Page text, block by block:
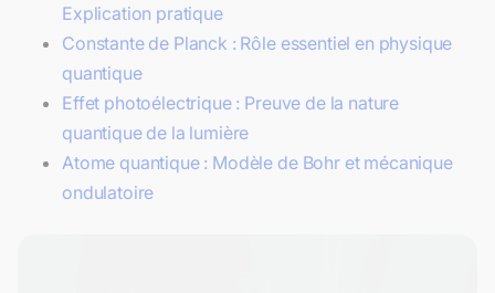
Explication pratique
Constante de Planck : Rôle essentiel en physique
quantique
Effet photoélectrique : Preuve de la nature
quantique de la lumière
Atome quantique : Modèle de Bohr et mécanique
ondulatoire